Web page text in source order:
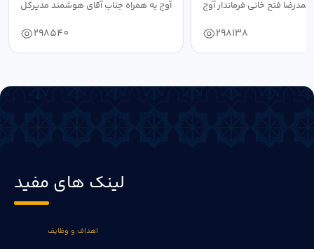
آوج به همراه جناب آقای هوشمند مدیرکل
298540
فتح خانی فرماندار آوج
298138
لینک های مفید
اهداف و وظایف